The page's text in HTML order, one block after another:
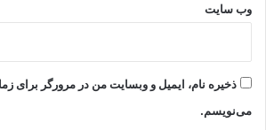
وب‌ سایت
ذخیره نام، ایمیل و وبسایت من در مرورگر برای
می‌نویسم.